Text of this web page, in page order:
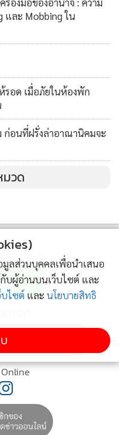
นของพยาบาลใน
หัสมาก งานของไนติงเกล
ภาพชีวิตแย่ที่สุดก็ว่าได้
ละญาติ ยังต้องมี
อดนอน ทำงานต่อเนื่องโดย
องอันเนื่องมาจากเหตุไม่
ญหา สภาการพยาบาลด้วย
บวิชาชีพพยาบาลจึงออกคำ
าตัวนี้ โดยเด็ดขาด” และ
บทความมาถึงบรรทัดนี้
างประเทศทั่วโลกทำกัน
เท่านั้นที่ทำให้
งนั้นหากไม่ต้องการให้
คนิคการฉีด คำสั่งที่ออกมา
กชนิดเข้ากล้ามเนื้อก้นให้
เพราะขัดกับมาตรฐาน
รคุ้มครองผู้ประกอบวิชาชีพ
ต่อการกระบวนการรักษา
กล่าวแล้วว่า มิใช่แต่
สามารถทำให้เกิดปัญหานี้
ทั้ง ๆ ที่ในต่างประเทศ
และ Mobbing ใน
รอด เมื่อภัยในห้องพัก
ก่อนที่ฝรั่งล่าอาณานิคมจะ
มวด
ทาง LINE
มูลส่วนบุคคลเพื่อนำเสนอ
ผู้อ่านบนเว็บไซต์ และ
บไซต์ และ นโยบายสิทธิ